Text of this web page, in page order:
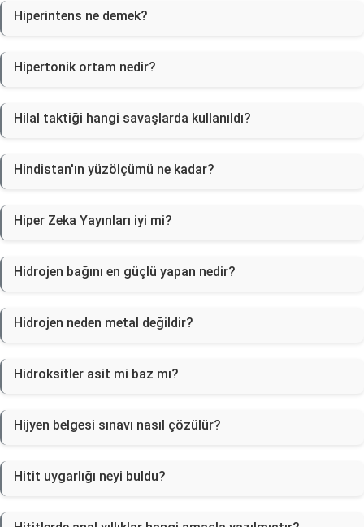
Hiperintens ne demek?
Hipertonik ortam nedir?
Hilal taktiği hangi savaşlarda kullanıldı?
Hindistan'ın yüzölçümü ne kadar?
Hiper Zeka Yayınları iyi mi?
Hidrojen bağını en güçlü yapan nedir?
Hidrojen neden metal değildir?
Hidroksitler asit mi baz mı?
Hijyen belgesi sınavı nasıl çözülür?
Hitit uygarlığı neyi buldu?